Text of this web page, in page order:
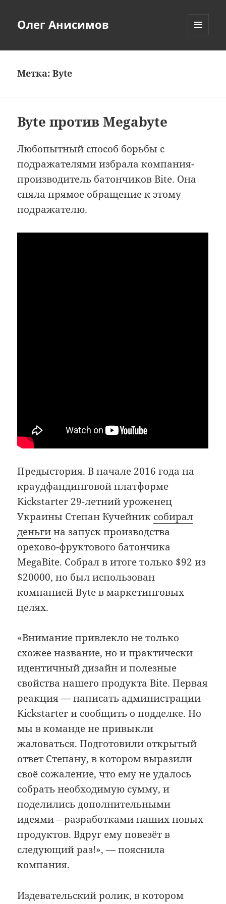
Олег Анисимов
Метка:Byte
Byte против Megabyte
Любопытный способ борьбы с
подражателями избрала компания-
производитель батончиков Bite. Она
сняла прямое обращение к этому
подражателю.
Предыстория. В начале 2016 года на
краудфандинговой платформе
Kickstarter 29-летний уроженец
Украины Степан Кучейник собирал
деньгина запуск производства
орехово-фруктового батончика
MegaBite. Собрал в итоге только $92 из
$20000, но был использован
компанией Byte в маркетинговых
целях.
«Внимание привлекло не только
схожее название, но и практически
идентичный дизайн и полезные
свойства нашего продукта Bite. Первая
реакция — написать администрации
Kickstarter и сообщить о подделке. Но
мы в команде не привыкли
жаловаться. Подготовили открытый
ответ Степану, в котором выразили
своё сожаление, что ему не удалось
собрать необходимую сумму, и
поделились дополнительными
идеями – разработками наших новых
продуктов. Вдруг ему повезёт в
следующий раз!», — пояснила
компания.
Издевательский ролик, в котором